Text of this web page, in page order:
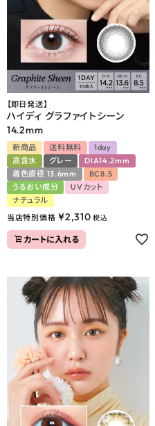
【即日発送】
ハイディ グラファイトシーン
14.2mm
新商品 送料無料
1day
高含水
グレー
DIA14.2mm
着色直径 13.6mm
BC8.5
うるおい成分
UVカット
ナチュラル
当店特別価格 ¥2,310 税込
カートに入れる